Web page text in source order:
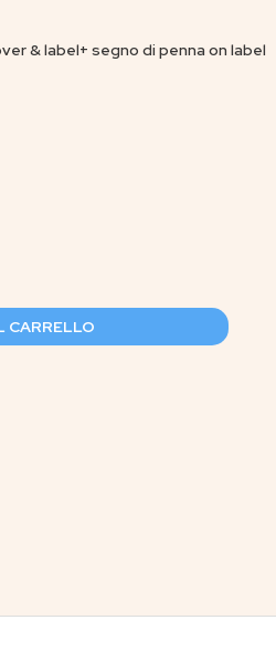
& label+ segno di penna on label
CARRELLO